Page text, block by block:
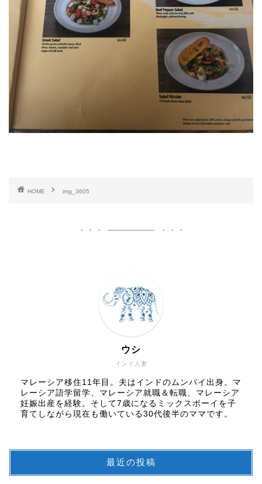
HOME img_3605
インド人妻
ウシ
マレーシア移住11年目。夫はインドのムンバイ出身。マ
レーシア語学留学、マレーシア就職＆転職、マレーシア
妊娠出産を経験。そして7歳になるミックスボーイを子
育てしながら現在も働いている30代後半のママです。
最近の投稿